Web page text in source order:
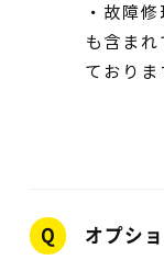
・故障修
も含ま
ておりま
Q オプシ